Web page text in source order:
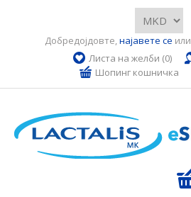
Добредојдовте,најавете се или
Листа на желби (0)
Шопинг кошничка